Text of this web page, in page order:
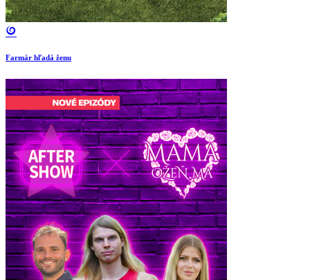
Farmár hľadá ženu